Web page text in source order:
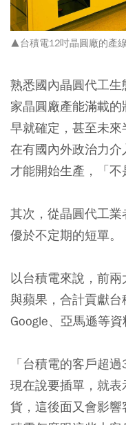
▲台積電12吋晶圓廠的產
熟悉國內晶圓代工
家晶圓廠產能滿載的
早就確定，甚至未
在有國內外政治力介
才能開始生產 ，「
其次，從晶圓代工
優於不定期的短單。
以台積電來說，前兩
與蘋果， 合計貢獻台
Google、亞馬遜等資
「台積電的客戶超
現在說要插單，就
貨，這後面又會影